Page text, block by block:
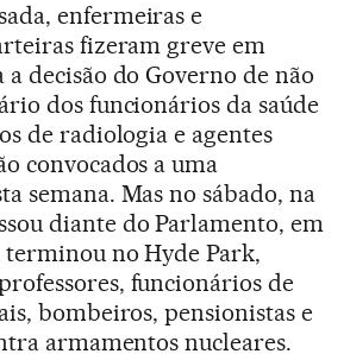
enfermeiras e
fizeram greve em
decisão do Governo de não
dos funcionários da saúde
de radiologia e agentes
convocados a uma
semana. Mas no sábado, na
diante do Parlamento, em
no Hyde Park,
funcionários de
bombeiros, pensionistas e
armamentos nucleares.